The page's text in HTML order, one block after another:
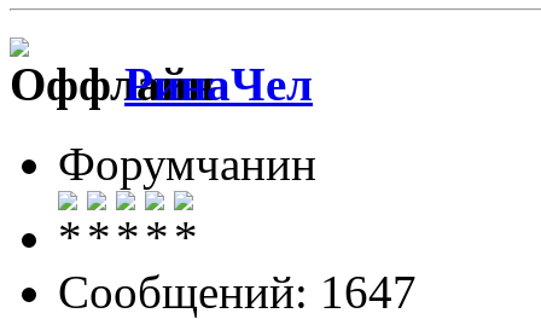
РинаЧел
Форумчанин
Сообщений: 1647